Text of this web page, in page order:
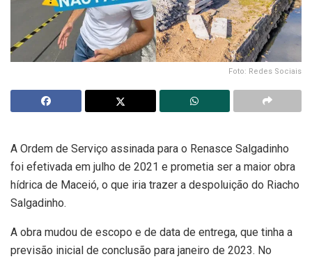
Foto: Redes Sociais
A Ordem de Serviço assinada para o Renasce Salgadinho
foi efetivada em julho de 2021 e prometia ser a maior obra
hídrica de Maceió, o que iria trazer a despoluição do Riacho
Salgadinho.
A obra mudou de escopo e de data de entrega, que tinha a
previsão inicial de conclusão para janeiro de 2023. No